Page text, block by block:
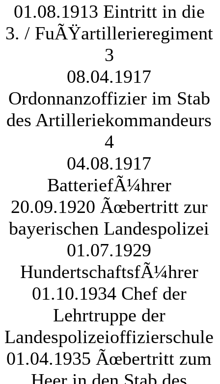
01.08.1913 Eintritt in die
3. / FuÃŸartillerieregiment
3
08.04.1917
Ordonnanzoffizier im Stab
des Artilleriekommandeurs
4
04.08.1917
BatteriefÃ¼hrer
20.09.1920 Ãœbertritt zur
bayerischen Landespolizei
01.07.1929
HundertschaftsfÃ¼hrer
01.10.1934 Chef der
Lehrtruppe der
Landespolizeioffizierschule
01.04.1935 Ãœbertritt zum
Heer in den Stab des